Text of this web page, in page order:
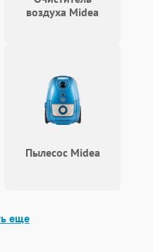
воздуха Midea
Пылесос Midea
еще